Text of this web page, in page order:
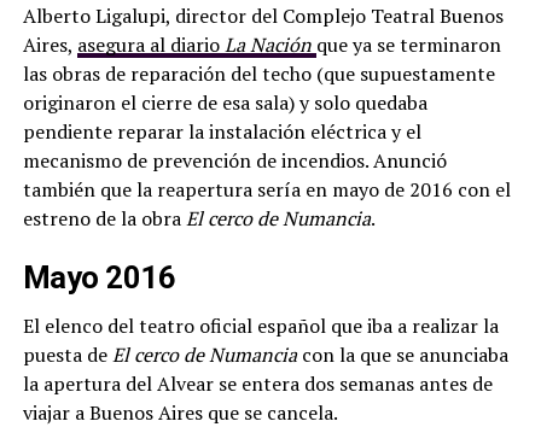
Alberto Ligalupi, director del Complejo Teatral Buenos
Aires, asegura al diarioLa Nación que ya se terminaron
las obras de reparación del techo (que supuestamente
originaron el cierre de esa sala) y solo quedaba
pendiente reparar la instalación eléctrica y el
mecanismo de prevención de incendios. Anunció
también que la reapertura sería en mayo de 2016 con el
estreno de la obraEl cerco de Numancia.
Mayo 2016
El elenco del teatro oficial español que iba a realizar la
puesta deEl cerco de Numanciacon la que se anunciaba
la apertura del Alvear se entera dos semanas antes de
viajar a Buenos Aires que se cancela.